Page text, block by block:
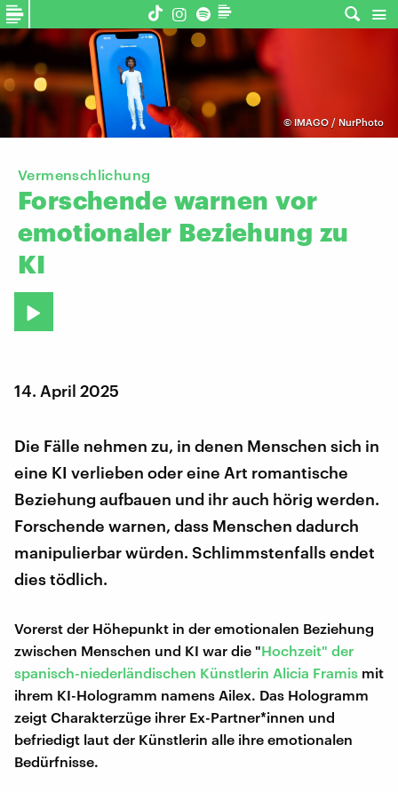
©IMAGO / NurPhoto
Vermenschlichung
Forschende warnen vor
emotionaler Beziehung zu
KI
14. April 2025
Die Fälle nehmen zu, in denen Menschen sich in
eine KI verlieben oder eine Art romantische
Beziehung aufbauen und ihr auch hörig werden.
Forschende warnen, dass Menschen dadurch
manipulierbar würden. Schlimmstenfalls endet
dies tödlich.
Vorerst der Höhepunkt in der emotionalen Beziehung
zwischen Menschen und KI war die "Hochzeit" der
spanisch-niederländischen Künstlerin Alicia Framis mit
ihrem KI-Hologramm namens Ailex. Das Hologramm
zeigt Charakterzüge ihrer Ex-Partner*innen und
befriedigt laut der Künstlerin alle ihre emotionalen
Bedürfnisse.